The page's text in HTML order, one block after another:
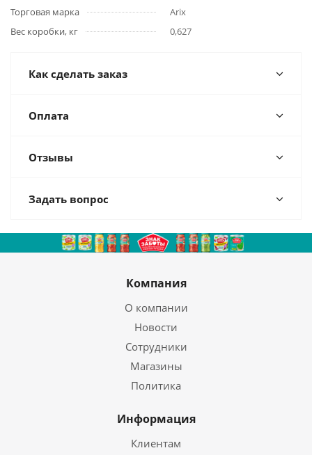
Торговая марка
Arix
Вес коробки, кг
0,627
Как сделать заказ
Оплата
Отзывы
Задать вопрос
Компания
О компании
Новости
Сотрудники
Магазины
Политика
Информация
Клиентам